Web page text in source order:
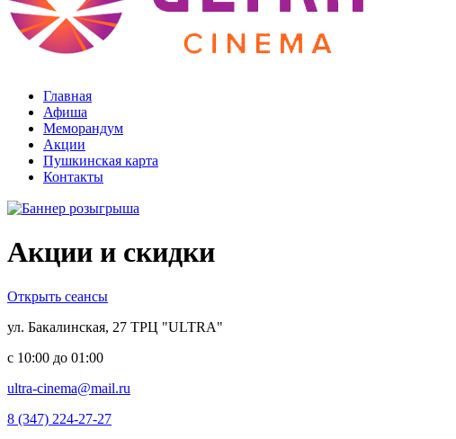
Главная
Афиша
Меморандум
Акции
Пушкинская карта
Контакты
Акции и скидки
Открыть сеансы
ул. Бакалинская, 27 ТРЦ "ULTRA"
с 10:00 до 01:00
ultra-cinema@mail.ru
8 (347) 224-27-27